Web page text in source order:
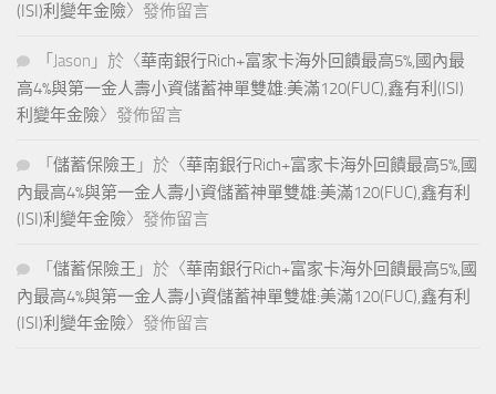
(ISI)利變年金險〉發佈留言
「 Jason 」於〈華南銀行Rich+富家卡海外回饋最高5%,國內最
高4%與第一金人壽小資儲蓄神單雙雄:美滿120(FUC),鑫有利(ISI)
利變年金險〉發佈留言
「 儲蓄保險王 」於〈華南銀行Rich+富家卡海外回饋最高5%,國
內最高4%與第一金人壽小資儲蓄神單雙雄:美滿120(FUC),鑫有利
(ISI)利變年金險〉發佈留言
「 儲蓄保險王 」於〈華南銀行Rich+富家卡海外回饋最高5%,國
內最高4%與第一金人壽小資儲蓄神單雙雄:美滿120(FUC),鑫有利
(ISI)利變年金險〉發佈留言